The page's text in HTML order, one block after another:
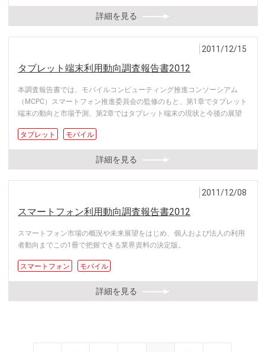
詳細を見る
2011/12/15
タブレット端末利用動向調査報告書2012
本調査報告書では、モバイルコンピューティング推進コンソーシアム
（MCPC）スマートフォン推進委員会の監修のもと、第1章でタブレット
端末の動向と市場予測、第2章ではタブレット端末の現状と今後の展望
タブレット モバイル
詳細を見る
2011/12/08
スマートフォン利用動向調査報告書2012
スマートフォン市場の概況や未来展望をはじめ、個人および法人の利用
者動向までこの1冊で把握できる業界資料の決定版。
スマートフォン モバイル
詳細を見る